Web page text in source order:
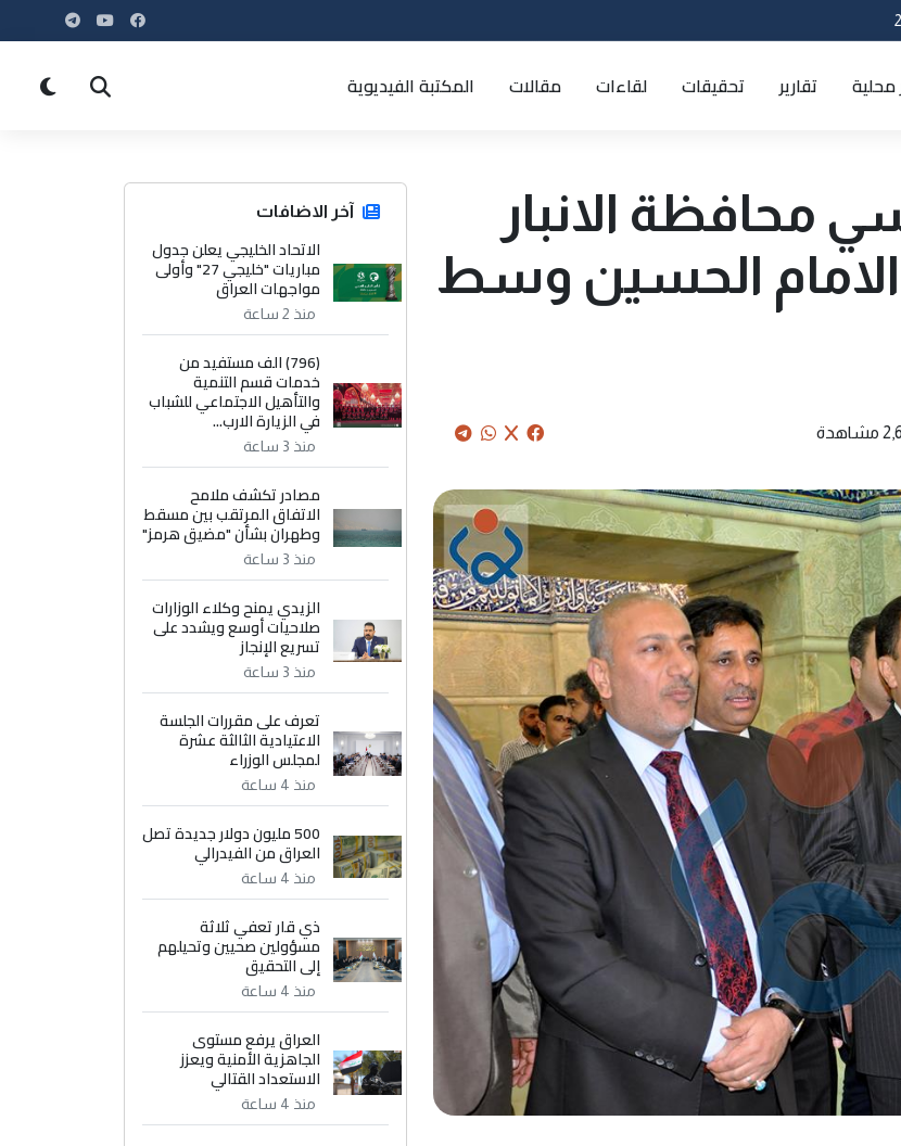
محلية تقارير تحقيقات لقاءات مقالات المكتبة الفيديوية
محافظة الانبار
الامام الحسين وسط
آخر الاضافات
الاتحاد الخليجي يعلن جدول
مباريات "خليجي 27" وأولى
مواجهات العراق
منذ 2 ساعة
(796) الف مستفيد من
خدمات قسم التنمية
والتأهيل الاجتماعي للشباب
في الزيارة الارب...
منذ 3 ساعة
مصادر تكشف ملامح
الاتفاق المرتقب بين مسقط
وطهران بشأن "مضيق هرمز"
منذ 3 ساعة
الزيدي يمنح وكلاء الوزارات
صلاحيات أوسع ويشدد على
تسريع الإنجاز
منذ 3 ساعة
تعرف على مقررات الجلسة
الاعتيادية الثالثة عشرة
لمجلس الوزراء
منذ 4 ساعة
500 مليون دولار جديدة تصل
العراق من الفيدرالي
منذ 4 ساعة
ذي قار تعفي ثلاثة
مسؤولين صحيين وتحيلهم
إلى التحقيق
منذ 4 ساعة
العراق يرفع مستوى
الجاهزية الأمنية ويعزز
الاستعداد القتالي
منذ 4 ساعة